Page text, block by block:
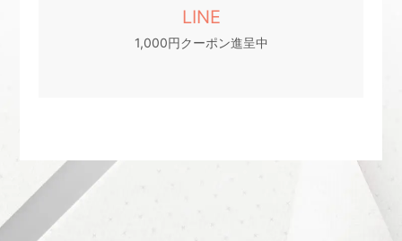
LINE
1,000円クーポン進呈中